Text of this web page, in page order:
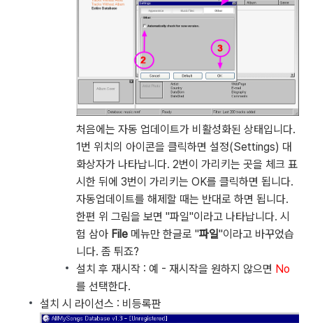
처음에는 자동 업데이트가 비활성화된 상태입니다.
1번 위치의 아이콘을 클릭하면 설정(Settings) 대
화상자가 나타납니다. 2번이 가리키는 곳을 체크 표
시한 뒤에 3번이 가리키는 OK를 클릭하면 됩니다.
자동업데이트를 해제할 때는 반대로 하면 됩니다.
한편 위 그림을 보면 "파일"이라고 나타납니다. 시
험 삼아 File 메뉴만 한글로 "파일"이라고 바꾸었습
니다. 좀 튀죠?
설치 후 재시작 : 예 - 재시작을 원하지 않으면 No
를 선택한다.
설치 시 라이선스 : 비등록판